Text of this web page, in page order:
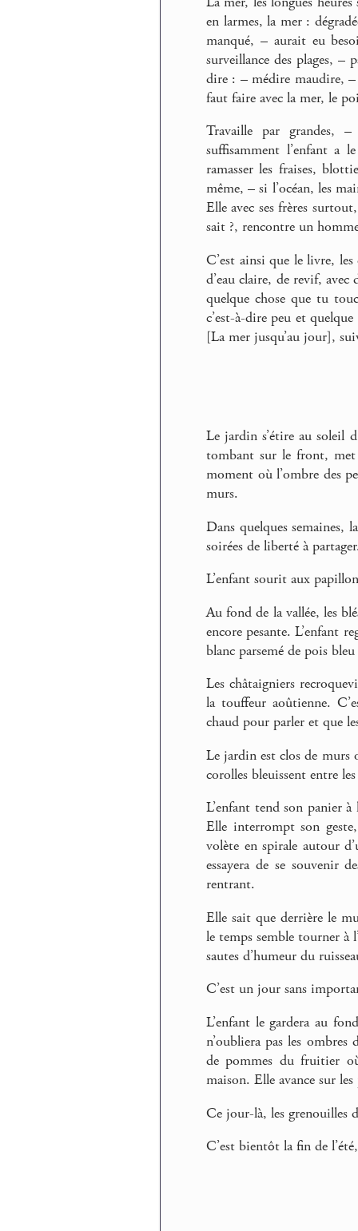
en larmes, la mer :
manqué, – aurait eu
surveillance des plages, –
dire : – médire maudire, –
faut faire avec la mer, le
Travaille par grandes,
suffisamment l’enfant a
ramasser les fraises,
même, – si l’océan, les
Elle avec ses frères
sait ?, rencontre un
C’est ainsi que le livre,
d’eau claire, de revif,
quelque chose que tu
c’est-à-dire peu et
[La mer jusqu’au jour],
Le jardin s’étire au soleil
tombant sur le front, met
moment où l’ombre des
murs.
Dans quelques semaines,
soirées de liberté à
L’enfant sourit aux
Au fond de la vallée, les
encore pesante. L’enfant
blanc parsemé de pois
Les châtaigniers
la touffeur aoûtienne.
chaud pour parler et que
Le jardin est clos de murs
corolles bleuissent entre
L’enfant tend son panier
Elle interrompt son
volète en spirale autour
essayera de se souvenir
rentrant.
Elle sait que derrière le
le temps semble tourner à
sautes d’humeur du
C’est un jour sans
L’enfant le gardera au
n’oubliera pas les
de pommes du fruitier
maison. Elle avance sur
Ce jour-là, les grenouilles
C’est bientôt la fin de